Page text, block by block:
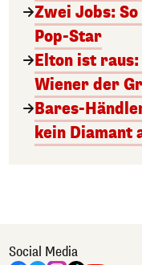
Zwei Jobs:
Pop-Star
Elton ist
Wiener der
Bares-
kein Diamant
Social Media